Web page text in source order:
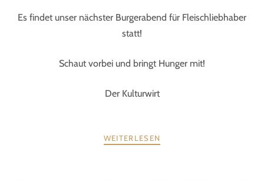
Es findet unser nächster Burgerabend für Fleischliebhaber
statt!
Schaut vorbei und bringt Hunger mit!
Der Kulturwirt
WEITERLESEN